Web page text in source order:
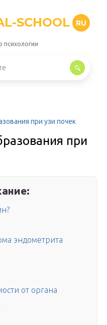
SCHOOL RU
психологии
при узи почек
при
эндометрита
от органа